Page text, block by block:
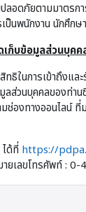
ดภัยตามมาตรก
พนักงาน นักศึกษา
เก็บข้อมูลส่วนบุคค
ารเข้าถึงและ
วนบุคคลของท่า
องทางออนไลน์
ด้ที่ https://
มายเลขโทรศัพ